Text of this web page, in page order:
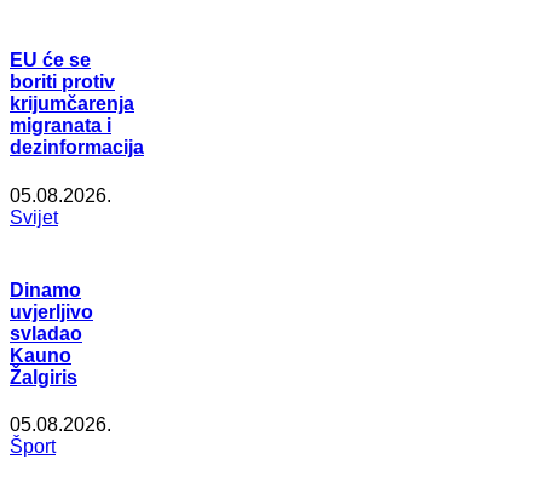
EU će se
boriti protiv
krijumčarenja
migranata i
dezinformacija
05.08.2026.
Svijet
Dinamo
uvjerljivo
svladao
Kauno
Žalgiris
05.08.2026.
Šport